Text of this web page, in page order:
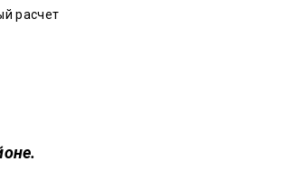
расчет